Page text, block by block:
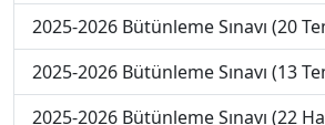
2025-2026 Bütünleme Sınavı (20
2025-2026 Bütünleme Sınavı (13
2025-2026 Bütünleme Sınavı (22